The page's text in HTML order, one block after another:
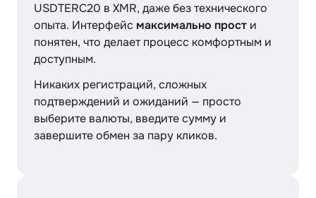
USDTERC20 в XMR, даже без технического
опыта. Интерфейс максимально прост и
понятен, что делает процесс комфортным и
доступным.
Никаких регистраций, сложных
подтверждений и ожиданий — просто
выберите валюты, введите сумму и
завершите обмен за пару кликов.